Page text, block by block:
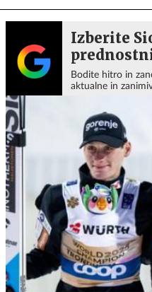
Izberite
Bodite hitro in
aktualne in